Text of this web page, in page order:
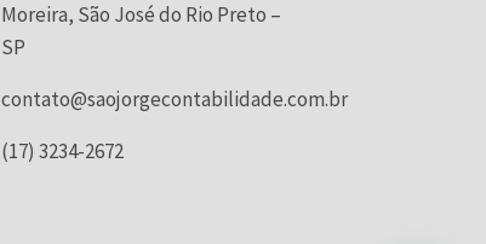
Moreira, São José do Rio Preto –
SP
contato@saojorgecontabilidade.com.br
(17) 3234-2672